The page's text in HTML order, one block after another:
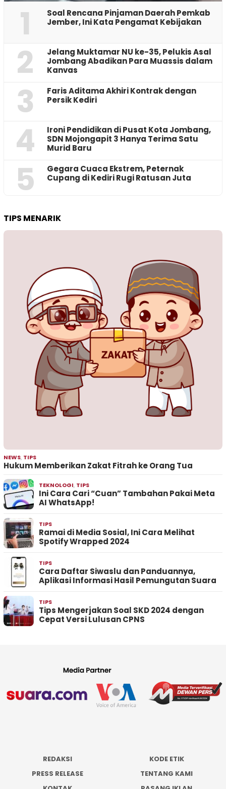
1
‎Soal Rencana Pinjaman Daerah Pemkab
Jember, Ini Kata Pengamat Kebijakan ‎
2
Jelang Muktamar NU ke-35, Pelukis Asal
Jombang Abadikan Para Muassis dalam
Kanvas
3
Faris Aditama Akhiri Kontrak dengan
Persik Kediri
4
Ironi Pendidikan di Pusat Kota Jombang,
SDN Mojongapit 3 Hanya Terima Satu
Murid Baru
5
‎Gegara Cuaca Ekstrem, Peternak
Cupang di Kediri Rugi Ratusan Juta
TIPS MENARIK
NEWS, TIPS
Hukum Memberikan Zakat Fitrah ke Orang Tua
TEKNOLOGI, TIPS
Ini Cara Cari “Cuan” Tambahan Pakai Meta
AI WhatsApp!
TIPS
Ramai di Media Sosial, Ini Cara Melihat
Spotify Wrapped 2024
TIPS
Cara Daftar Siwaslu dan Panduannya,
Aplikasi Informasi Hasil Pemungutan Suara
TIPS
Tips Mengerjakan Soal SKD 2024 dengan
Cepat Versi Lulusan CPNS
REDAKSI
KODE ETIK
PRESS RELEASE
TENTANG KAMI